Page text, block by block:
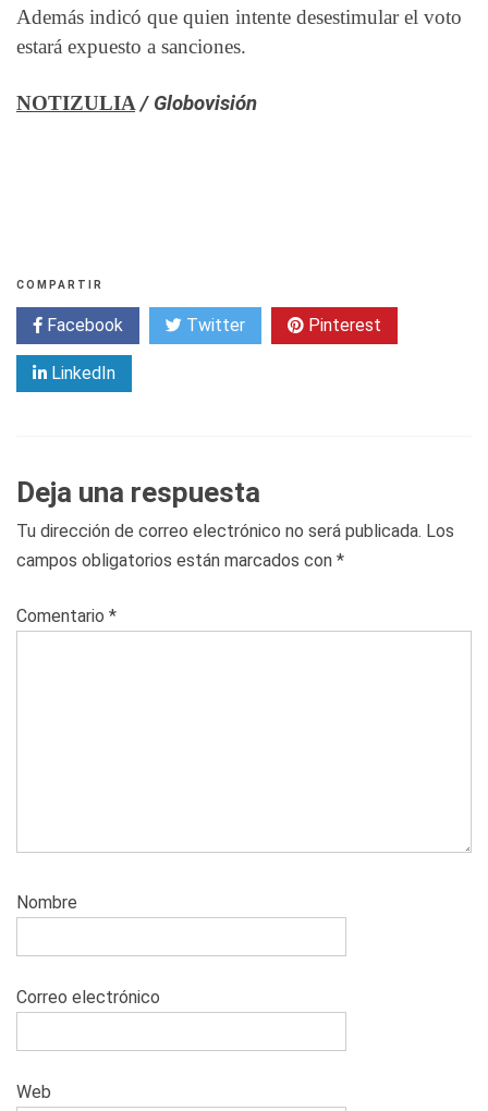
Además indicó que quien intente desestimular el voto
estará expuesto a sanciones.
NOTIZULIA / Globovisión
COMPARTIR
Facebook Twitter Pinterest
LinkedIn
Deja una respuesta
Tu dirección de correo electrónico no será publicada. Los
campos obligatorios están marcados con *
Comentario *
Nombre
Correo electrónico
Web